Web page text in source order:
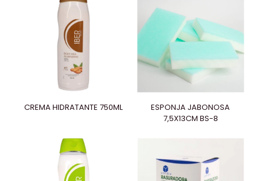
CREMA HIDRATANTE 750ML
ESPONJA JABONOSA
7,5X13CM BS-8